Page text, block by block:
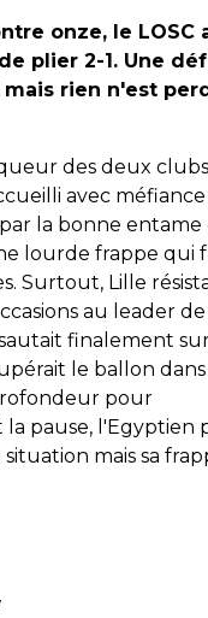
onze, le LOSC
plier 2-1. Une
rien n'est
des deux clubs
avec
la bonne entame
lourde frappe qui
Surtout, Lille
au leader
finalement
le ballon
pour
pause, l'Egyptien
mais sa